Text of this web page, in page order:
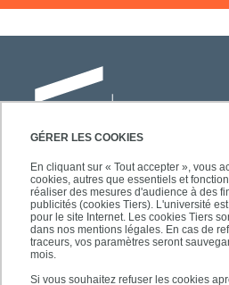
GÉRER LES COOKIES
En cliquant sur « Tout accepter », vous
cookies, autres que essentiels et
réaliser des mesures d'audience à des
publicités (cookies Tiers). L'université
pour le site Internet. Les cookies Tiers
dans nos mentions légales. En cas de
traceurs, vos paramètres seront
mois.
Si vous souhaitez refuser les cookies
Université Paris-Est Créteil
Faculté des lettres, langues et
humaines
61, avenue du Général de Gaulle
94010 Créteil